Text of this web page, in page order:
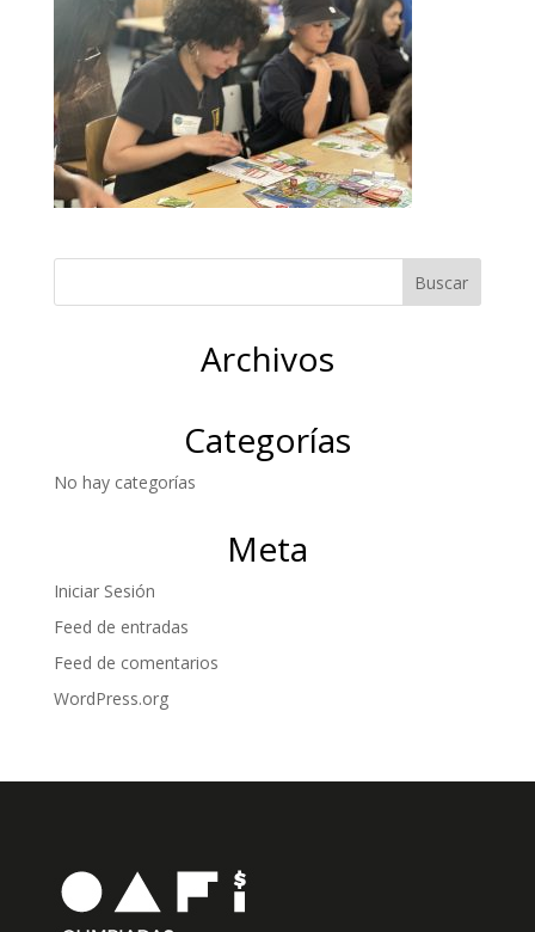
Archivos
Categorías
No hay categorías
Meta
Iniciar Sesión
Feed de entradas
Feed de comentarios
WordPress.org